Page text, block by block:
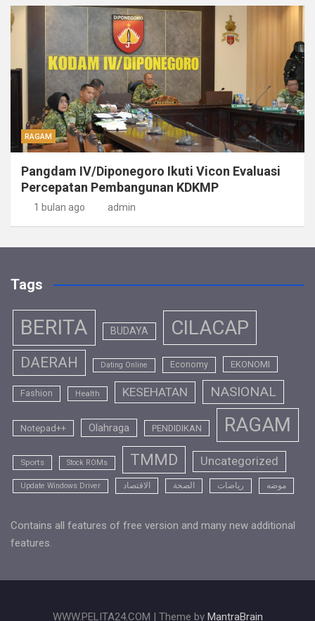
RAGAM
Pangdam IV/Diponegoro Ikuti Vicon Evaluasi
Percepatan Pembangunan KDKMP
1 bulan ago admin
Tags
BERITA BUDAYA CILACAP
DAERAH Dating Online Economy EKONOMI
Fashion Health KESEHATAN NASIONAL
Notepad++ Olahraga PENDIDIKAN RAGAM
Sports Stock ROMs TMMD Uncategorized
Update Windows Driver الاقتصاد الصحة رياضات موضه
Contains all features of free version and many new additional
features.
WWW.PELITA24.COM | Theme by MantraBrain